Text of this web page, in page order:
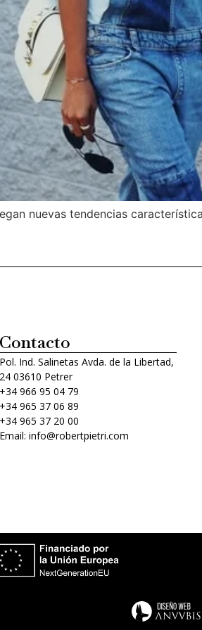
nuevas tendencias
Contacto
Pol. Ind. Salinetas Avda. de la Libertad,
24 03610 Petrer
+34 966 95 04 79
+34 965 37 06 89
+34 965 37 20 00
Email: info@robertpietri.com